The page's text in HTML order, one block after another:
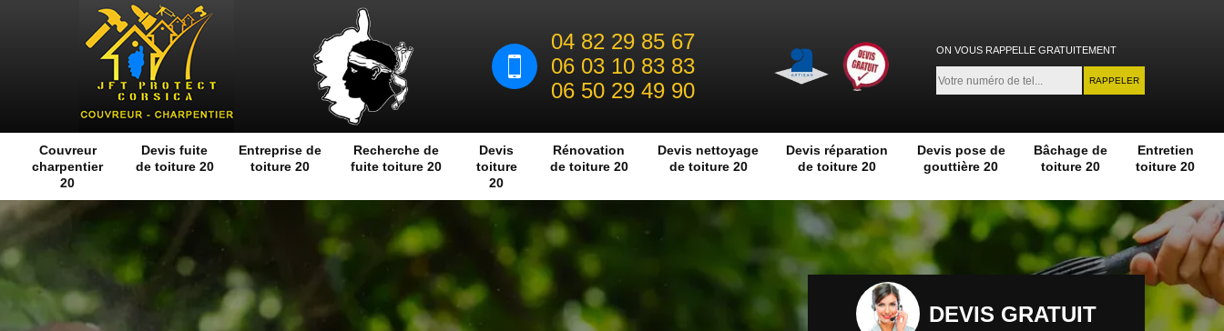
04 82 29 85 67
06 03 10 83 83
06 50 29 49 90
ON VOUS RAPPELLE GRATUITEMENT
Couvreur
charpentier
20
Devis fuite
de toiture 20
Entreprise de
toiture 20
Recherche de
fuite toiture 20
Devis
toiture
20
Rénovation
de toiture 20
Devis nettoyage
de toiture 20
Devis réparation
de toiture 20
Devis pose de
gouttière 20
Bâchage de
toiture 20
Entretien
toiture 20
DEVIS GRATUIT